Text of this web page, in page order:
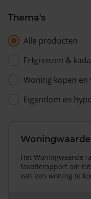
Thema's
Alle producten
Erfgrenzen &
Woning kopen en
Eigendom en
Het Woningwaarde
taxatierapport om
van een woning te